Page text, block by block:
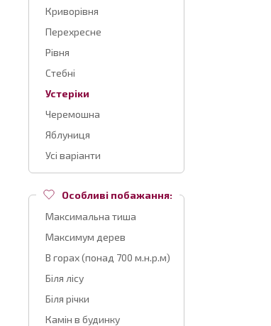
Криворівня
Перехресне
Рівня
Стебні
Устеріки
Черемошна
Яблуниця
Усі варіанти
Особливі побажання:
Максимальна тиша
Максимум дерев
В горах (понад 700 м.н.р.м)
Біля лісу
Біля річки
Камін в будинку